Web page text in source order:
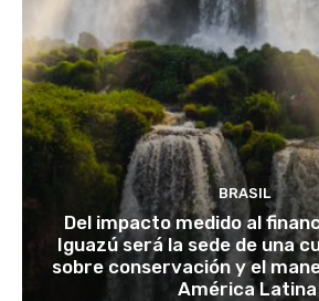
BRASIL
Del impacto medido al
Iguazú será la sede de una
sobre conservación y el
América Latina